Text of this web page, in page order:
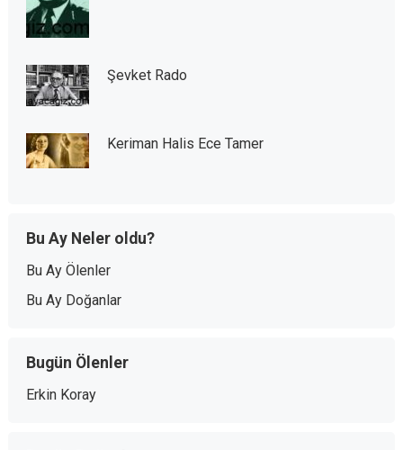
Şevket Rado
Keriman Halis Ece Tamer
Bu Ay Neler oldu?
Bu Ay Ölenler
Bu Ay Doğanlar
Bugün Ölenler
Erkin Koray